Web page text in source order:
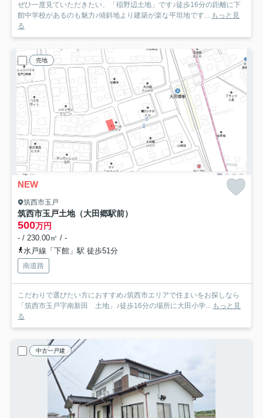
ぜひ一度見ていただきたい、「稲野辺土地」です♪徒歩16分の距離に下
館中学校があるのも魅力♪傾斜地より建築が楽な平坦地です... もっと見
る
売地
NEW
筑西市玉戸
筑西市玉戸土地（大田郷駅前）
500万円
- / 230.00㎡ / -
水戸線「下館」駅 徒歩51分
南道路
こだわりで選びたい方におすすめ♪筑西市エリアで住まいをお探しなら
「筑西市玉戸字南新田 土地」♪徒歩16分の場所に大田小学... もっと見
る
中古一戸建